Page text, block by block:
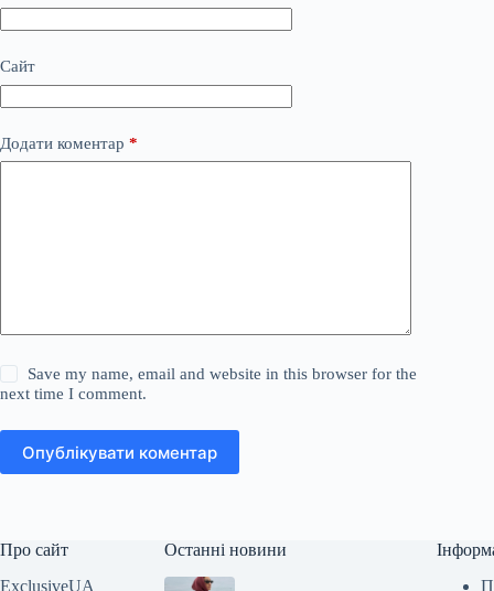
Сайт
Додати коментар *
Save my name, email and website in this browser for the
next time I comment.
Опублікувати коментар
Про сайт
ExclusiveUA
Останні новини